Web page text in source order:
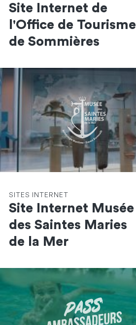
Site Internet de
l'Office de Tourisme
de Sommières
SITES INTERNET
Site Internet Musée
des Saintes Maries
de la Mer